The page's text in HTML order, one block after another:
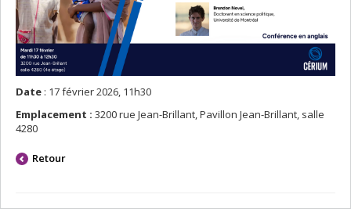
Date : 17 février 2026, 11h30
Emplacement : 3200 rue Jean-Brillant, Pavillon Jean-Brillant, salle
4280
Retour